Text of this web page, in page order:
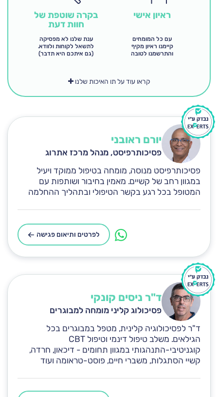
ראיון אישי
עם כל המומחים
קיימנו ראיון מקיף
והתרשמנו לטובה
בקרה שוטפת של
חוות דעת
ענת שלנו לא מפסיקה
לתשאל לקוחות ולוודא.
(גם איתכם היא תדבר)
קראו עוד על תו האיכות שלנו
יורם ראובני
פסיכותרפיסט, מנהל מרכז אתרוג
פסיכותרפיסט מנוסה, מומחה בטיפול ממוקד ויעיל
במגוון רחב של קשיים. מאמין בחיבור ושותפות עם
המטופל בכל רגע בקשר הטיפולי ובתהליך ההחלמה
לפרטים ותיאום פגישה
ד"ר ניסים קונקי
פסיכולוג קליני מומחה למבוגרים
ד"ר לפסיכולוגיה קלינית, מטפל במבוגרים בכל
הגילאים. משלב טיפול דינמי וטיפול CBT
קוגניטיבי-התנהגותי במגוון תחומים - דיכאון, חרדה,
קשיי הסתגלות, משברי חיים, פוסט-טראומה ועוד